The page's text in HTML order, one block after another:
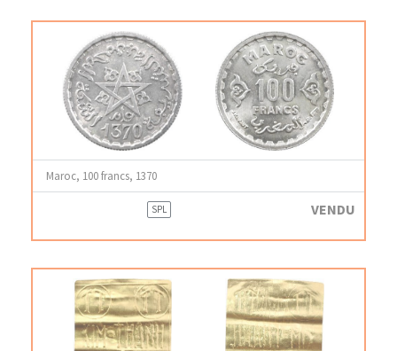
Maroc, 100 francs, 1370
SPL VENDU